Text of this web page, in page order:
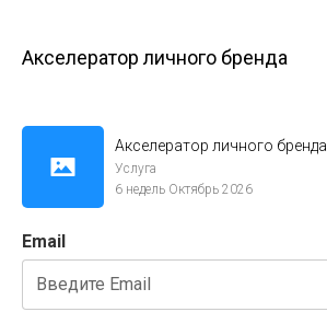
Акселератор личного бренда
Акселератор личного бренда
Услуга
6 недель Октябрь 2026
Email